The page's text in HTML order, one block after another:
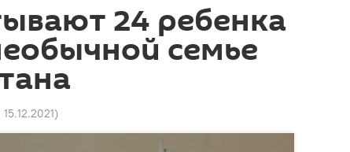
24 ребенка
семье
15.12.2021)